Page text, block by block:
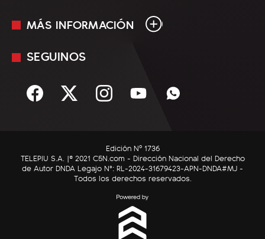
En Vivo
Sociedad
C5N Autos
RatingCero
MÁS INFORMACIÓN
Mediakit
Términos y condiciones
SEGUINOS
Edición Nº 1736
TELEPIU S.A. |© 2021 C5N.com - Dirección Nacional del Derecho
de Autor DNDA Legajo N°: RL-2024-31679423-APN-DNDA#MJ -
Todos los derechos reservados.